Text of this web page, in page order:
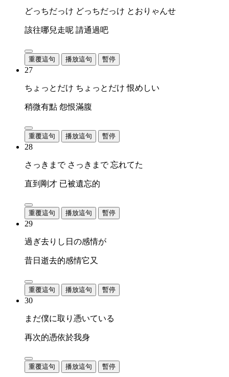
どっちだっけ どっちだっけ とおりゃんせ
該往哪兒走呢 請通過吧
重覆這句 播放這句 暫停
27
ちょっとだけ ちょっとだけ 恨めしい
稍微有點 怨恨滿腹
重覆這句 播放這句 暫停
28
さっきまで さっきまで 忘れてた
直到剛才 已被遺忘的
重覆這句 播放這句 暫停
29
過ぎ去りし日の感情が
昔日逝去的感情它又
重覆這句 播放這句 暫停
30
まだ僕に取り憑いている
再次的憑依於我身
重覆這句 播放這句 暫停